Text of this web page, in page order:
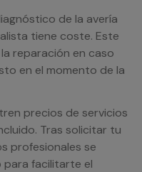
de la avería
tiene coste. Este
reparación en caso
en el momento de la
precios de servicios
Tras solicitar tu
profesionales se
facilitarte el